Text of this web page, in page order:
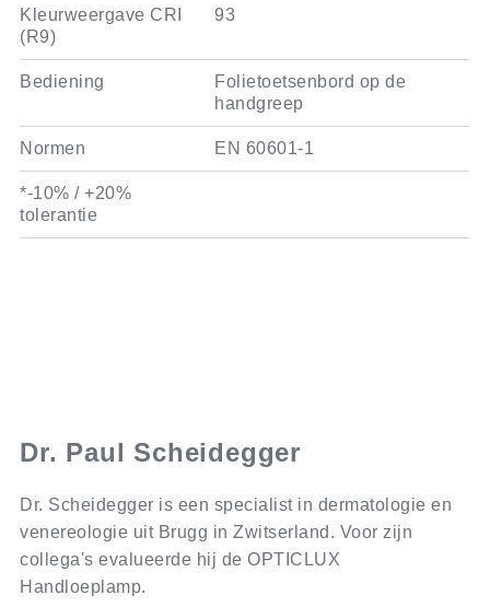
*-10% / +20%
tolerantie
Kleurweergave CRI
(R9)
93
Bediening
Folietoetsenbord op de
handgreep
Normen EN 60601-1
Dr. Paul Scheidegger
Dr. Scheidegger is een specialist in dermatologie en
venereologie uit Brugg in Zwitserland. Voor zijn
collega's evalueerde hij de OPTICLUX
Handloeplamp.